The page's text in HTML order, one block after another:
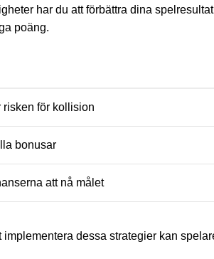
har du att förbättra dina
poäng.
risken för kollision
bonusar
att nå målet
dessa strategier kan